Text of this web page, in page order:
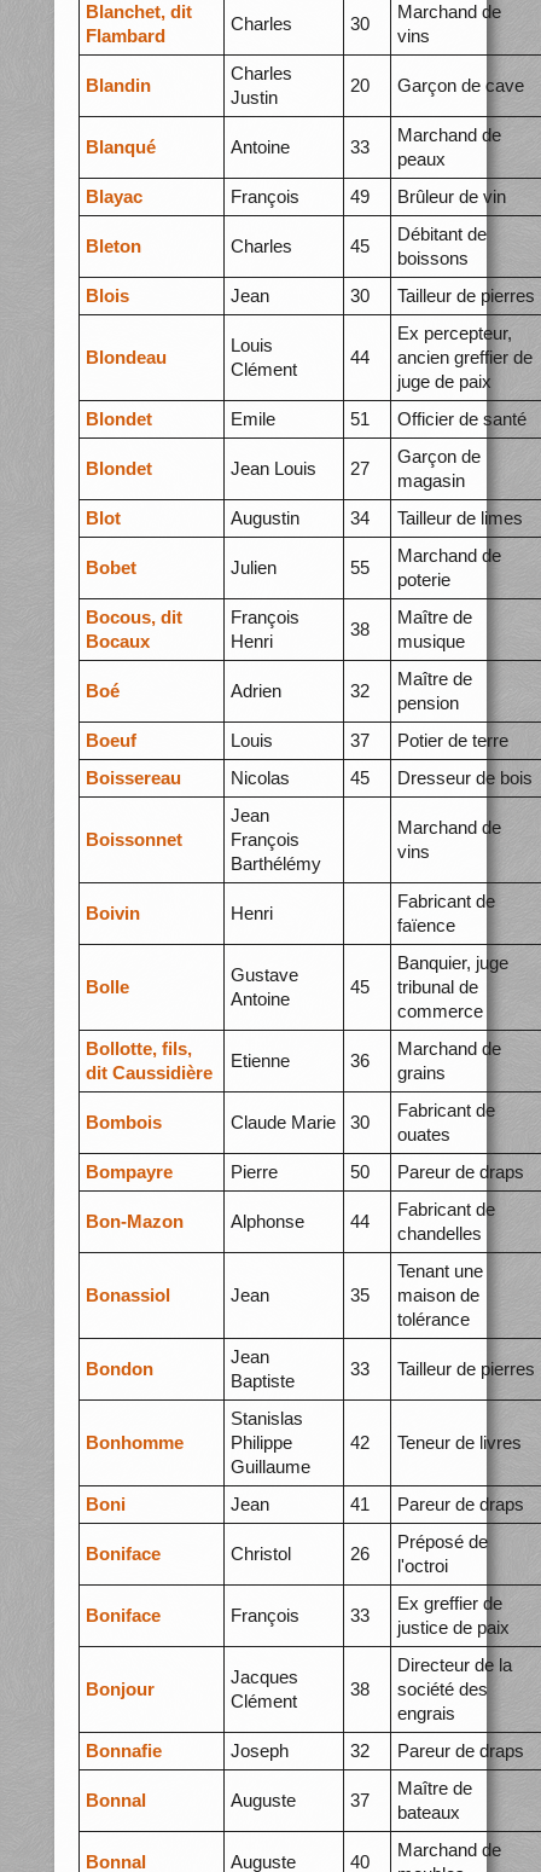
Blanchet, dit
Flambard
Charles 30
Marchand de
vins
Blandin
Charles
Justin
20 Garçon de cave
Blanqué Antoine 33
Marchand de
peaux
Blayac
François 49 Brûleur de vin
Bleton Charles 45
Débitant de
boissons
Blois
Jean 30 Tailleur de pierres
Blondeau
Louis
Clément
44
Ex percepteur,
ancien greffier de
juge de paix
Blondet
Emile 51 Officier de santé
Blondet Jean Louis 27
Garçon de
magasin
Blot
Augustin 34 Tailleur de limes
Bobet Julien 55
Marchand de
poterie
Bocous, dit
Bocaux
François
Henri
38
Maître de
musique
Boé Adrien 32
Maître de
pension
Boeuf
Louis 37
Potier de terre
Boissereau
Nicolas 45 Dresseur de bois
Boissonnet
Jean
François
Barthélémy
Marchand de
vins
Boivin Henri
Fabricant de
faïence
Bolle
Gustave
Antoine
45
Banquier, juge
tribunal de
commerce
Bollotte, fils,
dit Caussidière
Etienne 36
Marchand de
grains
Bombois Claude Marie 30
Fabricant de
ouates
Bompayre
Pierre 50 Pareur de draps
Bon-Mazon Alphonse 44
Fabricant de
chandelles
Bonassiol Jean 35
Tenant une
maison de
tolérance
Bondon
Jean
Baptiste
33 Tailleur de pierres
Bonhomme
Stanislas
Philippe
Guillaume
42 Teneur de livres
Boni Jean 41 Pareur de draps
Boniface Christol 26
Préposé de
l'octroi
Boniface François 33
Ex greffier de
justice de paix
Bonjour
Jacques
Clément
38
Directeur de la
société des
engrais
Bonnafie
Joseph 32 Pareur de draps
Bonnal Auguste 37
Maître de
bateaux
Bonnal Auguste 40
Marchand de